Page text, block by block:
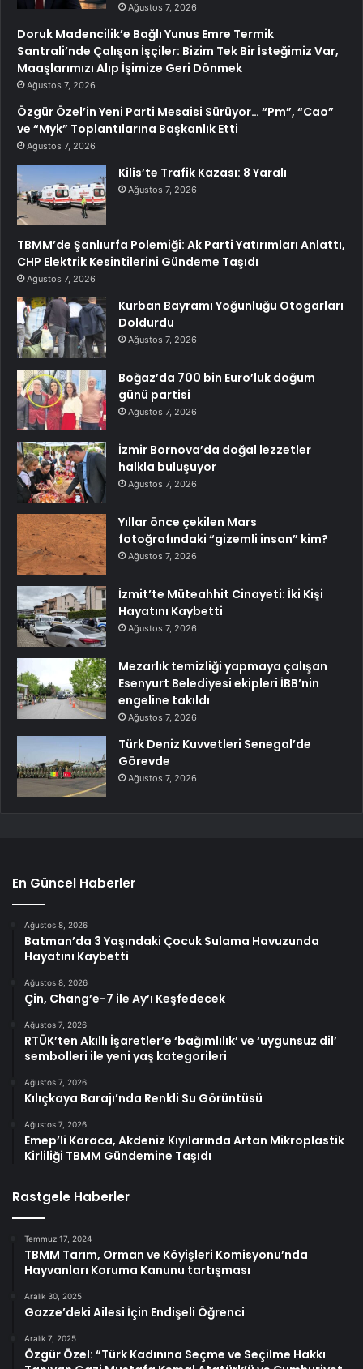
Ağustos 7, 2026
Doruk Madencilik’e Bağlı Yunus Emre Termik
Santrali’nde Çalışan İşçiler: Bizim Tek Bir İsteğimiz Var,
Maaşlarımızı Alıp İşimize Geri Dönmek
Ağustos 7, 2026
Özgür Özel’in Yeni Parti Mesaisi Sürüyor… “Pm”, “Cao”
ve “Myk” Toplantılarına Başkanlık Etti
Ağustos 7, 2026
Kilis’te Trafik Kazası: 8 Yaralı
Ağustos 7, 2026
TBMM’de Şanlıurfa Polemiği: Ak Parti Yatırımları Anlattı,
CHP Elektrik Kesintilerini Gündeme Taşıdı
Ağustos 7, 2026
Kurban Bayramı Yoğunluğu Otogarları
Doldurdu
Ağustos 7, 2026
Boğaz’da 700 bin Euro’luk doğum
günü partisi
Ağustos 7, 2026
İzmir Bornova’da doğal lezzetler
halkla buluşuyor
Ağustos 7, 2026
Yıllar önce çekilen Mars
fotoğrafındaki “gizemli insan” kim?
Ağustos 7, 2026
İzmit’te Müteahhit Cinayeti: İki Kişi
Hayatını Kaybetti
Ağustos 7, 2026
Mezarlık temizliği yapmaya çalışan
Esenyurt Belediyesi ekipleri İBB’nin
engeline takıldı
Ağustos 7, 2026
Türk Deniz Kuvvetleri Senegal’de
Görevde
Ağustos 7, 2026
En Güncel Haberler
Ağustos 8, 2026
Batman’da 3 Yaşındaki Çocuk Sulama Havuzunda
Hayatını Kaybetti
Ağustos 8, 2026
Çin, Chang’e-7 ile Ay’ı Keşfedecek
Ağustos 7, 2026
RTÜK’ten Akıllı İşaretler’e ‘bağımlılık’ ve ‘uygunsuz dil’
sembolleri ile yeni yaş kategorileri
Ağustos 7, 2026
Kılıçkaya Barajı’nda Renkli Su Görüntüsü
Ağustos 7, 2026
Emep’li Karaca, Akdeniz Kıyılarında Artan Mikroplastik
Kirliliği TBMM Gündemine Taşıdı
Rastgele Haberler
Temmuz 17, 2024
TBMM Tarım, Orman ve Köyişleri Komisyonu’nda
Hayvanları Koruma Kanunu tartışması
Aralık 30, 2025
Gazze’deki Ailesi İçin Endişeli Öğrenci
Aralık 7, 2025
Özgür Özel: “Türk Kadınına Seçme ve Seçilme Hakkı